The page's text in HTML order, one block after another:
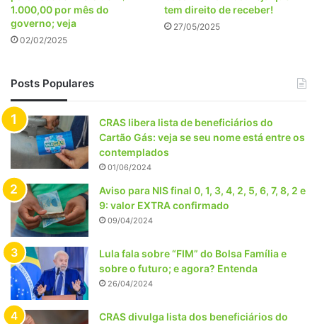
1.000,00 por mês do
governo; veja
02/02/2025
tem direito de receber!
27/05/2025
Posts Populares
CRAS libera lista de beneficiários do
Cartão Gás: veja se seu nome está entre os
contemplados
01/06/2024
Aviso para NIS final 0, 1, 3, 4, 2, 5, 6, 7, 8, 2 e
9: valor EXTRA confirmado
09/04/2024
Lula fala sobre “FIM” do Bolsa Família e
sobre o futuro; e agora? Entenda
26/04/2024
CRAS divulga lista dos beneficiários do